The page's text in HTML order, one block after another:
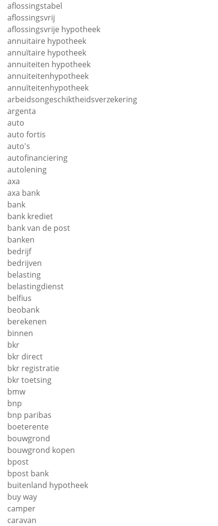
aflossingstabel
aflossingsvrij
aflossingsvrije hypotheek
annuitaire hypotheek
annuïtaire hypotheek
annuiteiten hypotheek
annuiteitenhypotheek
annuïteitenhypotheek
arbeidsongeschiktheidsverzekering
argenta
auto
auto fortis
auto's
autofinanciering
autolening
axa
axa bank
bank
bank krediet
bank van de post
banken
bedrijf
bedrijven
belasting
belastingdienst
belfius
beobank
berekenen
binnen
bkr
bkr direct
bkr registratie
bkr toetsing
bmw
bnp
bnp paribas
boeterente
bouwgrond
bouwgrond kopen
bpost
bpost bank
buitenland hypotheek
buy way
camper
caravan